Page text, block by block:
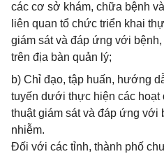
các cơ sở khám, chữa bệnh
liên quan tổ chức triển khai
giám sát và đáp ứng với
trên địa bàn quản lý;
b) Chỉ đạo, tập huấn, hướng
tuyến dưới thực hiện các hoạt
thuật giám sát và đáp ứng với
nhiễm.
Đối với các tỉnh, thành phố